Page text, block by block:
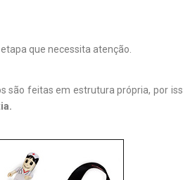
que necessita atenção.
são feitas em estrutura própria, por